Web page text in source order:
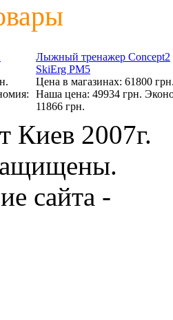
Лыжный тренажер Concept2
SkiErg PM5
Цена в магазинах: 61800
Наша цена: 49934 грн.
11866 грн.
2007г.
сайта -